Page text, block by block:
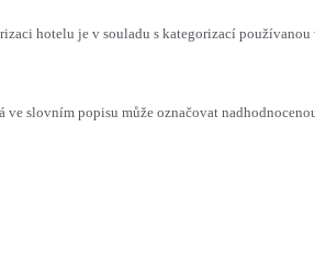
hotelu je v souladu s kategorizací
ve slovním popisu může označovat